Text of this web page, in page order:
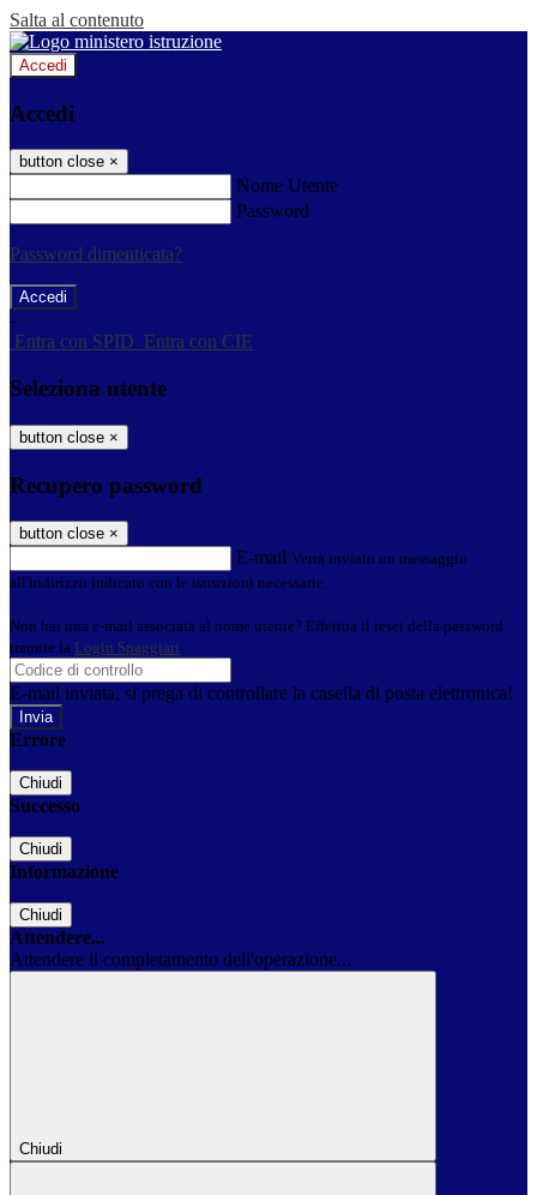
Salta al contenuto
Accedi
Accedi
button close ×
Nome Utente
Password
Password dimenticata?
-
Entra con SPID Entra con CIE
Seleziona utente
button close ×
Recupero password
button close ×
E-mail Verrà inviato un messaggio
all'indirizzo indicato con le istruzioni necessarie.
Non hai una e-mail associata al nome utente? Effettua il reset della password
tramite la Login Spaggiari
E-mail inviata, si prega di controllare la casella di posta elettronica!
Errore
Chiudi
Successo
Chiudi
Informazione
Chiudi
Attendere...
Attendere il completamento dell'operazione...
Chiudi